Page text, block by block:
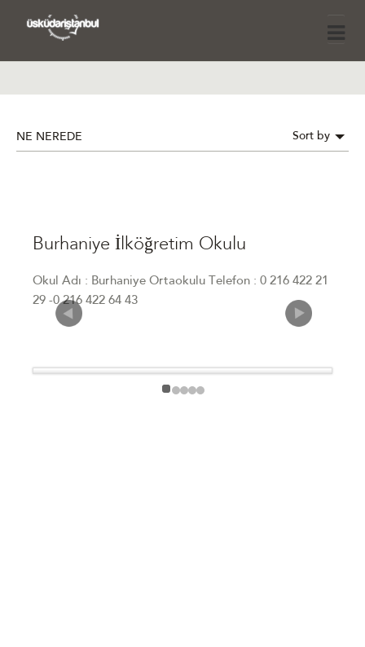
NE NEREDE Sort by
Burhaniye İlköğretim Okulu
Okul Adı : Burhaniye Ortaokulu Telefon : 0 216 422 21
29 -0 216 422 64 43